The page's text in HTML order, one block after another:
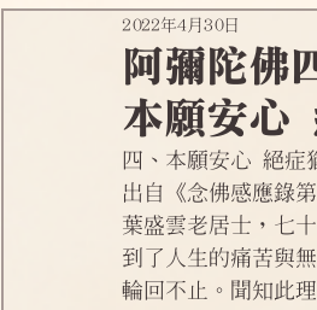
祖師開示 諸師勸勉助念
念佛之勝妙 一般故事
淨土偈頌法語 四十八
阿彌陀佛
本願安心
2022年4月30日
四、本願安心 絕症
出自《念佛感應錄第
葉盛雲老居士，七
到了人生的痛苦與
輪回不止。聞知此